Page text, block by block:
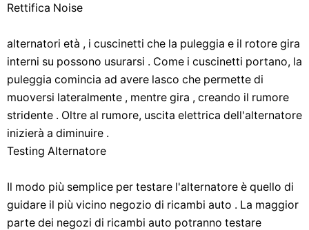
Rettifica Noise
alternatori età , i cuscinetti che la puleggia e il rotore gira
interni su possono usurarsi . Come i cuscinetti portano, la
puleggia comincia ad avere lasco che permette di
muoversi lateralmente , mentre gira , creando il rumore
stridente . Oltre al rumore, uscita elettrica dell'alternatore
inizierà a diminuire .
Testing Alternatore
Il modo più semplice per testare l'alternatore è quello di
guidare il più vicino negozio di ricambi auto . La maggior
parte dei negozi di ricambi auto potranno testare